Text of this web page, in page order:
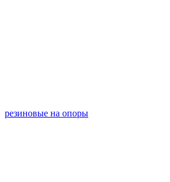
резиновые на опоры